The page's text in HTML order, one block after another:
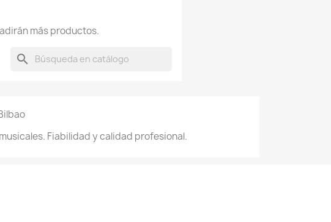
más productos.
search
Fiabilidad y calidad profesional.